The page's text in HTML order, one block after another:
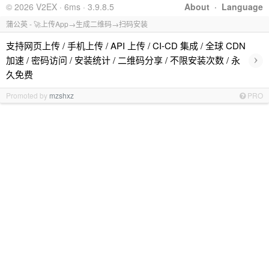
About · Language
© 2026 V2EX · 6ms · 3.9.8.5
蒲公英 - 🚀上传App→生成二维码→扫码安装
支持网页上传 / 手机上传 / API 上传 / CI-CD 集成 / 全球 CDN
加速 / 密码访问 / 安装统计 / 二维码分享 / 不限安装次数 / 永
久免费
›
Promoted by mzshxz PRO